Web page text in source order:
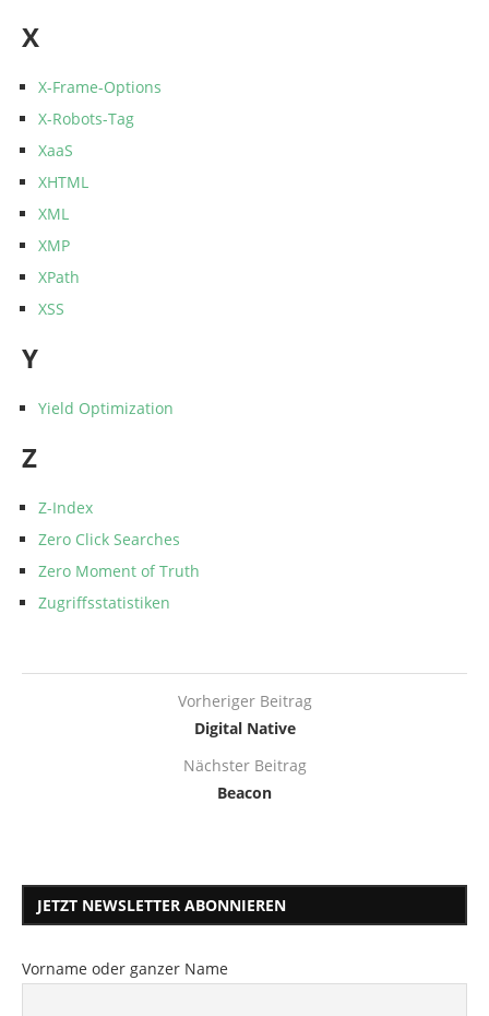
X
X-Frame-Options
X-Robots-Tag
XaaS
XHTML
XML
XMP
XPath
XSS
Y
Yield Optimization
Z
Z-Index
Zero Click Searches
Zero Moment of Truth
Zugriffsstatistiken
Vorheriger Beitrag
Digital Native
Nächster Beitrag
Beacon
JETZT NEWSLETTER ABONNIEREN
Vorname oder ganzer Name